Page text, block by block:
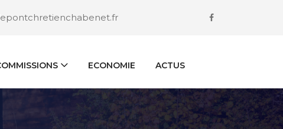
ECONOMIE ACTUS